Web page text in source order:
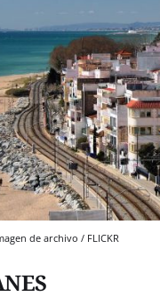
de archivo / FLICKR